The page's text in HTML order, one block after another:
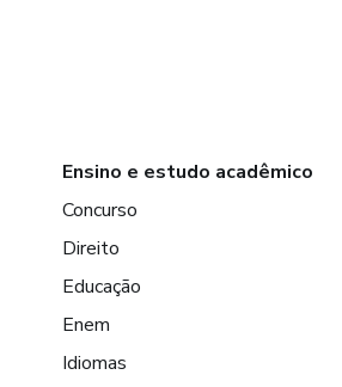
Ensino e estudo acadêmico
Concurso
Direito
Educação
Enem
Idiomas